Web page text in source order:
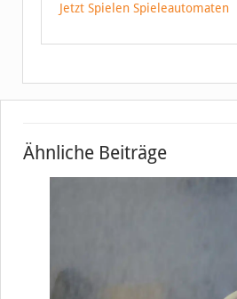
Jetzt Spielen Spieleautomaten
Ähnliche Beiträge